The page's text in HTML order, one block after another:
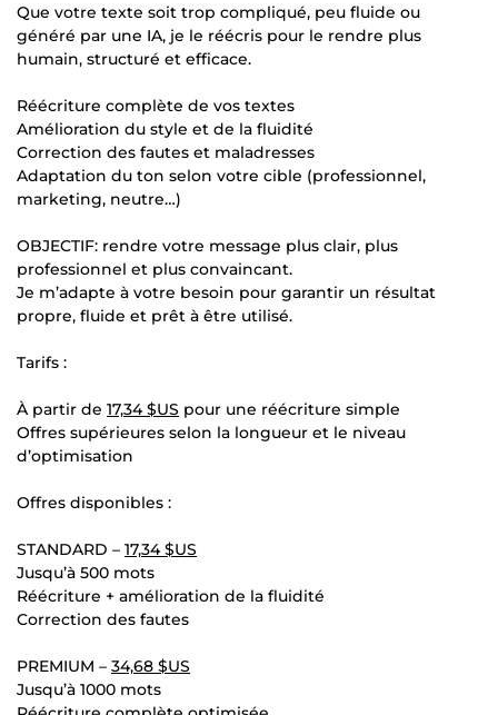
Que votre texte soit trop compliqué, peu fluide ou
généré par une IA, je le réécris pour le rendre plus
humain, structuré et efficace.
Réécriture complète de vos textes
Amélioration du style et de la fluidité
Correction des fautes et maladresses
Adaptation du ton selon votre cible (professionnel,
marketing, neutre…)
OBJECTIF: rendre votre message plus clair, plus
professionnel et plus convaincant.
Je m’adapte à votre besoin pour garantir un résultat
propre, fluide et prêt à être utilisé.
Tarifs :
À partir de 17,34 $US pour une réécriture simple
Offres supérieures selon la longueur et le niveau
d’optimisation
Offres disponibles :
STANDARD – 17,34 $US
Jusqu’à 500 mots
Réécriture + amélioration de la fluidité
Correction des fautes
PREMIUM – 34,68 $US
Jusqu’à 1000 mots